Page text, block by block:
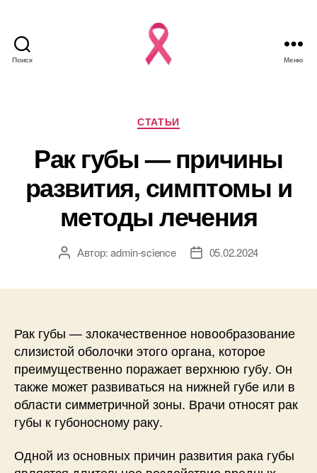
Поиск Меню
Рубрики
СТАТЬИ
Рак губы — причины
развития, симптомы и
методы лечения
АвторАвтор:admin-science
Дата05.02.2024
Рак губы — злокачественное новообразование
слизистой оболочки этого органа, которое
преимущественно поражает верхнюю губу. Он
также может развиваться на нижней губе или в
области симметричной зоны. Врачи относят рак
губы к губоносному раку.
Одной из основных причин развития рака губы